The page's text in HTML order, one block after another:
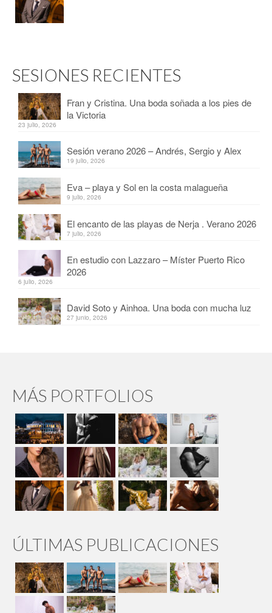
SESIONES RECIENTES
Fran y Cristina. Una boda soñada a los pies de
la Victoria
23 julio, 2026
Sesión verano 2026 – Andrés, Sergio y Alex
19 julio, 2026
Eva – playa y Sol en la costa malagueña
9 julio, 2026
El encanto de las playas de Nerja . Verano 2026
7 julio, 2026
En estudio con Lazzaro – Míster Puerto Rico
2026
6 julio, 2026
David Soto y Ainhoa. Una boda con mucha luz
27 junio, 2026
MÁS PORTFOLIOS
ÚLTIMAS PUBLICACIONES